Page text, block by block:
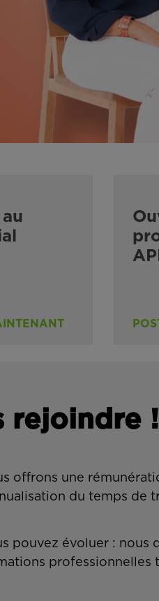
rejoindre !
offrons une
du temps de
pouvez évoluer : nous
professionnelles